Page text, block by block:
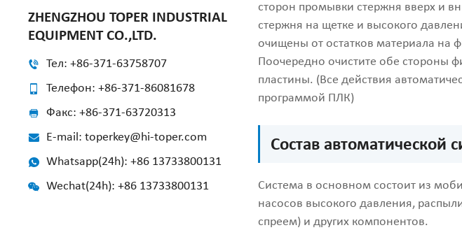
ZHENGZHOU TOPER INDUSTRIAL
EQUIPMENT CO.,LTD.
Тел: +86-371-63758707
Телефон: +86-371-86081678
Факс: +86-371-63720313
E-mail: toperkey@hi-toper.com
Whatsapp(24h): +86 13733800131
Wechat(24h): +86 13733800131
сторон промывки стержня вверх и
стержня на щетке и высокого
очищены от остатков материала на
Поочередно очистите обе стороны
пластины. (Все действия
программой ПЛК)
Состав автоматической
Система в основном состоит из
насосов высокого давления,
спреем) и других компонентов.